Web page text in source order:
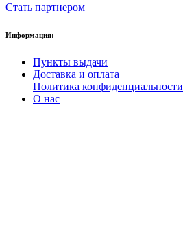
Стать партнером
Информация:
Пункты выдачи
Доставка и оплата
Политика конфиденциальности
О нас